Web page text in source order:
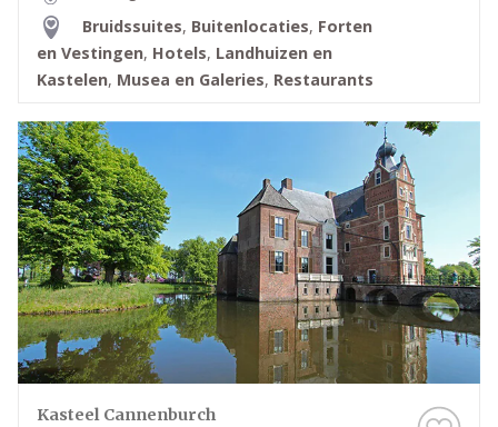
Bruidssuites, Buitenlocaties, Forten
en Vestingen, Hotels, Landhuizen en
Kastelen, Musea en Galeries, Restaurants
Kasteel Cannenburch